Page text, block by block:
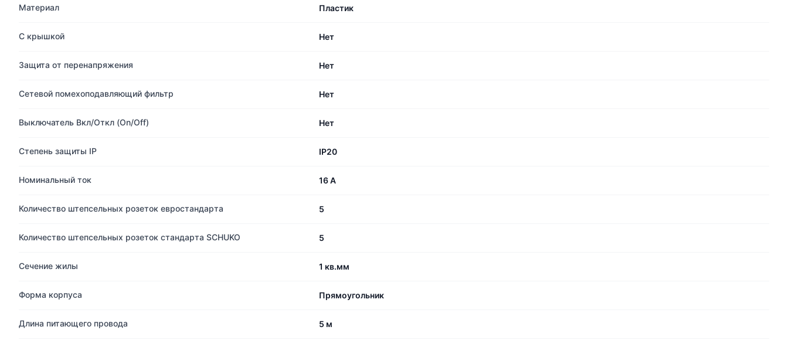
Материал Пластик
С крышкой Нет
Защита от перенапряжения Нет
Сетевой помехоподавляющий фильтр Нет
Выключатель Вкл/Откл (On/Off) Нет
Степень защиты IP IP20
Номинальный ток 16 А
Количество штепсельных розеток евростандарта 5
Количество штепсельных розеток стандарта SCHUKO 5
Сечение жилы 1 кв.мм
Форма корпуса Прямоугольник
Длина питающего провода 5 м